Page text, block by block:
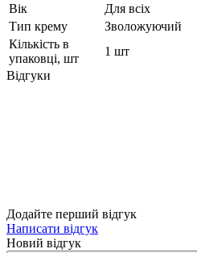
Вік
Для всіх
Тип крему
Зволожуючий
Кількість в
упаковці, шт
1 шт
Відгуки
Додайте перший відгук
Написати відгук
Новий відгук